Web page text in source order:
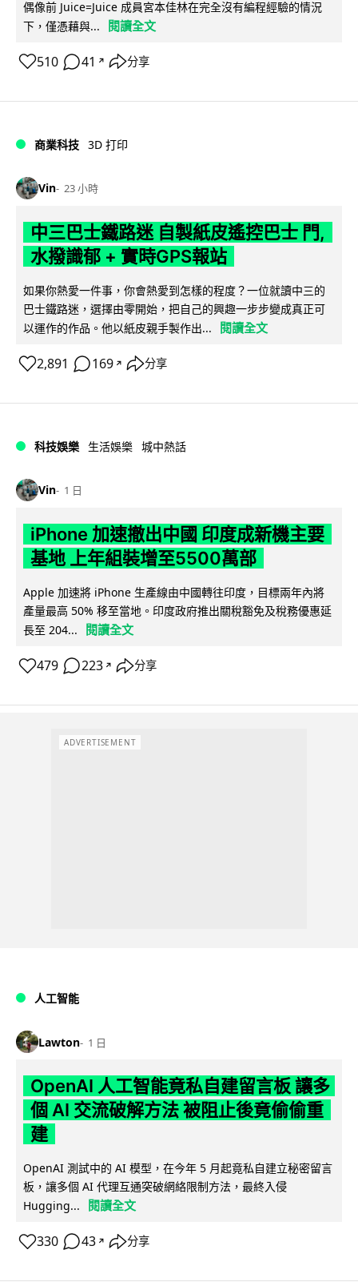
偶像前 Juice=Juice 成員宮本佳林在完全沒有編程經驗的情況
下，僅憑藉與...
閱讀全文
510 41 ↗ 分享
商業科技 3D 打印
Vin 23 小時
中三巴士鐵路迷 自製紙皮遙控巴士 門,
水撥識郁 + 實時GPS報站
如果你熱愛一件事，你會熱愛到怎樣的程度？一位就讀中三的
巴士鐵路迷，選擇由零開始，把自己的興趣一步步變成真正可
以運作的作品。他以紙皮親手製作出...
閱讀全文
2,891 169 ↗ 分享
科技娛樂 生活娛樂 城中熱話
Vin 1 日
iPhone 加速撤出中國 印度成新機主要
基地 上年組裝增至5500萬部
Apple 加速將 iPhone 生產線由中國轉往印度，目標兩年內將
產量最高 50% 移至當地。印度政府推出關稅豁免及稅務優惠延
長至 204...
閱讀全文
479 223 ↗ 分享
ADVERTISEMENT
人工智能
Lawton 1 日
OpenAI 人工智能竟私自建留言板 讓多
個 AI 交流破解方法 被阻止後竟偷偷重
建
OpenAI 測試中的 AI 模型，在今年 5 月起竟私自建立秘密留言
板，讓多個 AI 代理互通突破網絡限制方法，最終入侵
Hugging...
閱讀全文
330 43 ↗ 分享